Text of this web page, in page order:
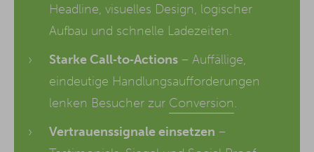
Headline, visuelles Design, logischer
Aufbau und schnelle Ladezeiten.
Starke Call‑to‑Actions – Auffällige,
eindeutige Handlungsaufforderungen
lenken Besucher zur Conversion.
Vertrauenssignale einsetzen –